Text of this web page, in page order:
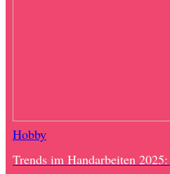
Hobby
Trends im Handarbeiten